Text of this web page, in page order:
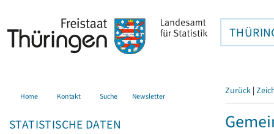
Home Kontakt Suche Newsletter
STATISTISCHE DATEN
Zurück |